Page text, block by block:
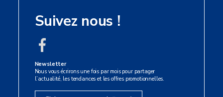
Suivez nous !
Newsletter
Nous vous écrirons une fois par mois pour partager
l’actualité, les tendances et les offres promotionnelles.